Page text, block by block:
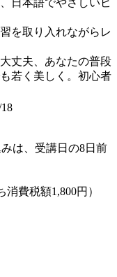
を取り入れながらレ
丈夫、あなたの普段
若く美しく。初心者
は、受講日の8日前
消費税額1,800円）